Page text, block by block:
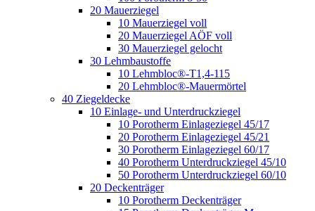
20 Mauerziegel
10 Mauerziegel voll
20 Mauerziegel AÖF voll
30 Mauerziegel gelocht
30 Lehmbaustoffe
10 Lehmbloc®-T1,4-115
20 Lehmbloc®-Mauermörtel
40 Ziegeldecke
10 Einlage- und Unterdruckziegel
10 Porotherm Einlageziegel 45/17
20 Porotherm Einlageziegel 45/21
30 Porotherm Einlageziegel 60/17
40 Porotherm Unterdruckziegel 45/10
50 Porotherm Unterdruckziegel 60/10
20 Deckenträger
10 Porotherm Deckenträger